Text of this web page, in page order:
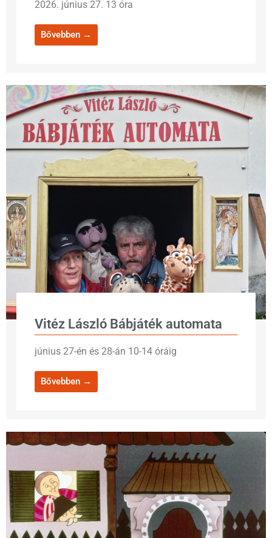
2026. június 27. 13 óra
Bővebben →
Vitéz László Bábjáték automata
június 27-én és 28-án 10-14 óráig
Bővebben →